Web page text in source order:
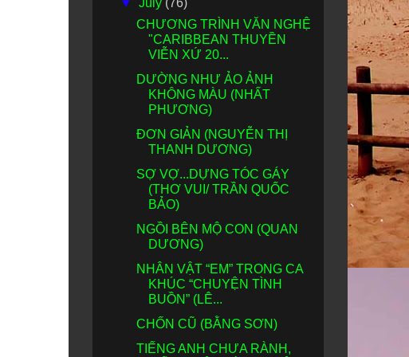
▼July (76)
CHƯƠNG TRÌNH VĂN NGHỆ
"CARIBBEAN THUYỀN
VIỄN XỨ 20...
DƯỜNG NHƯ ẢO ẢNH
KHÔNG MÀU (NHẤT
PHƯƠNG)
ĐƠN GIẢN (NGUYỄN THỊ
THANH DƯƠNG)
SỢ VỢ...DỰNG TÓC GÁY
(THƠ VUI/ TRẦN QUỐC
BẢO)
NGỒI BÊN MỘ CON (QUAN
DƯƠNG)
NHÂN VẬT “EM” TRONG CA
KHÚC “CHUYỆN TÌNH
BUỒN” (LÊ...
CHỐN CŨ (BẰNG SƠN)
TIẾNG ANH CHƯA RÀNH,